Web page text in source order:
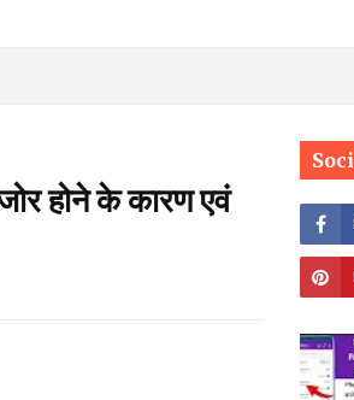
होने के कारण एवं